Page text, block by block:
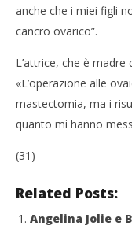
anche che i miei figli
cancro ovarico”.
L’attrice, che è
«L’operazione alle
mastectomia, ma i
quanto mi hanno
(31)
Related Posts:
Angelina Jolie e